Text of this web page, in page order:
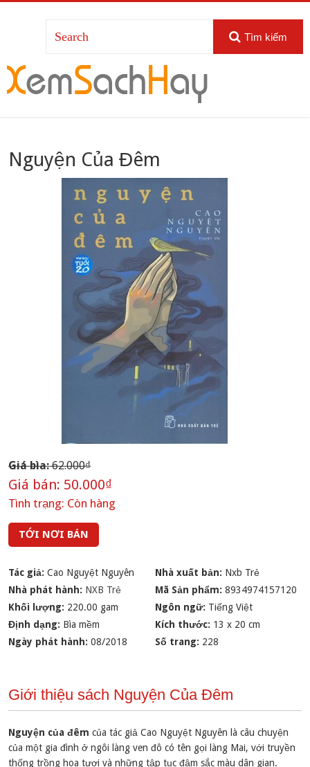
Tìm kiếm
Nguyện Của Đêm
Giá bìa:62.000₫
Giá bán: 50.000₫
Tình trạng: Còn hàng
TỚI NƠI BÁN
Tác giả:Cao Nguyệt Nguyên Nhà xuất bản: Nxb Trẻ
Nhà phát hành: NXB Trẻ Mã Sản phẩm: 8934974157120
Khối lượng: 220.00 gam Ngôn ngữ: Tiếng Việt
Định dạng: Bìa mềm Kích thước: 13 x 20 cm
Ngày phát hành:08/2018 Số trang: 228
Giới thiệu sách Nguyện Của Đêm
Nguyện của đêm của tác giả Cao Nguyệt Nguyên là câu chuyện
của một gia đình ở ngôi làng ven đô có tên gọi làng Mai, với truyền
thống trồng hoa tươi và những tập tục đậm sắc màu dân gian.